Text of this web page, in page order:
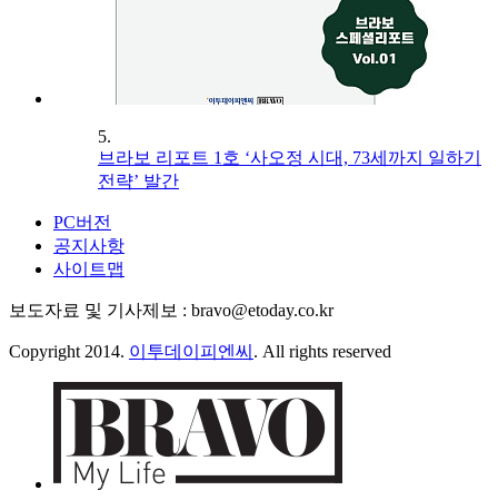
5.
브라보 리포트 1호 ‘사오정 시대, 73세까지 일하기
전략’ 발간
PC버전
공지사항
사이트맵
보도자료 및 기사제보 : bravo@etoday.co.kr
Copyright 2014. 이투데이피엔씨 . All rights reserved